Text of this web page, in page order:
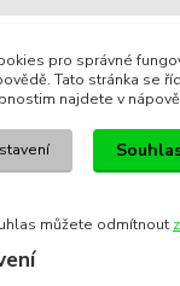
pro správné
Tato stránka se
najdete v
můžete odmítnout